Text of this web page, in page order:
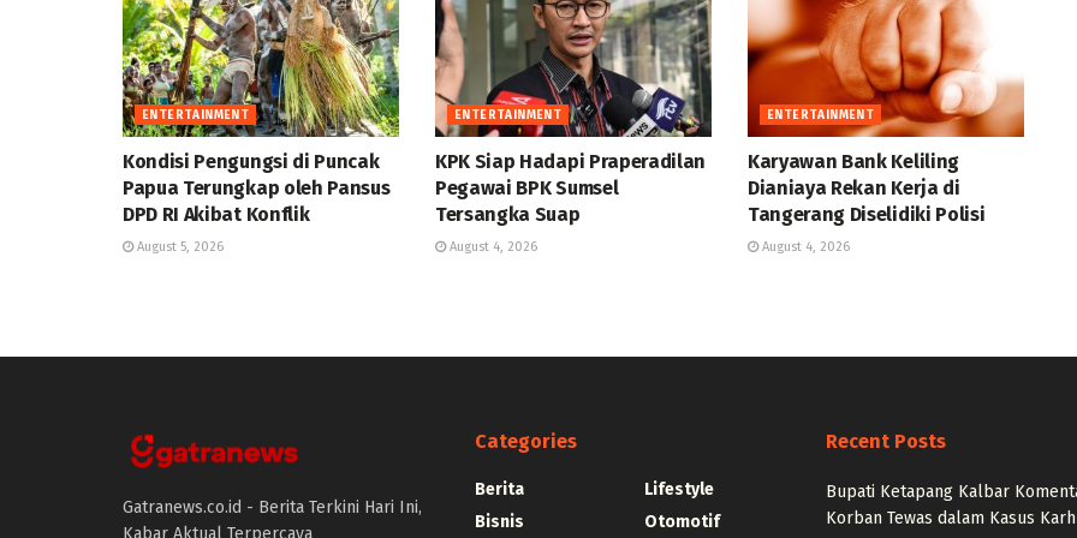
ENTERTAINMENT
Kondisi Pengungsi di Puncak
Papua Terungkap oleh Pansus
DPD RI Akibat Konflik
August 5, 2026
ENTERTAINMENT
KPK Siap Hadapi Praperadilan
Pegawai BPK Sumsel
Tersangka Suap
August 4, 2026
ENTERTAINMENT
Karyawan Bank Keliling
Dianiaya Rekan Kerja di
Tangerang Diselidiki Polisi
August 4, 2026
Gatranews.co.id - Berita Terkini Hari Ini,
Kabar Aktual Terpercaya
Categories
Berita
Bisnis
Lifestyle
Otomotif
Recent Posts
Bupati Ketapang Kalbar
Korban Tewas dalam Kasus